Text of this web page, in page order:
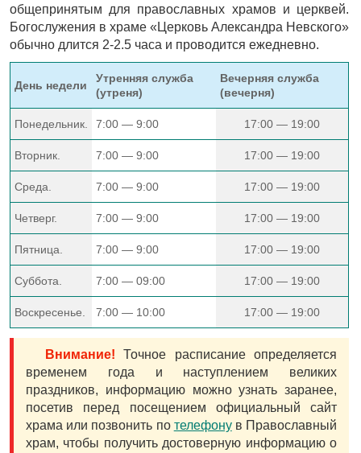
общепринятым для православных храмов и церквей.
Богослужения в храме «Церковь Александра Невского»
обычно длится 2-2.5 часа и проводится ежедневно.
День недели
Утренняя служба
(утреня)
Вечерняя служба
(вечерня)
Понедельник. 7:00 — 9:00 17:00 — 19:00
Вторник. 7:00 — 9:00 17:00 — 19:00
Среда. 7:00 — 9:00 17:00 — 19:00
Четверг. 7:00 — 9:00 17:00 — 19:00
Пятница. 7:00 — 9:00 17:00 — 19:00
Суббота. 7:00 — 09:00 17:00 — 19:00
Воскресенье. 7:00 — 10:00 17:00 — 19:00
Внимание! Точное расписание определяется
временем года и наступлением великих
праздников, информацию можно узнать заранее,
посетив перед посещением официальный сайт
храма или позвонить по телефонув Православный
храм, чтобы получить достоверную информацию о